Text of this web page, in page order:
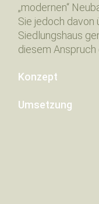
„modernen“
Sie jedoch davon
Siedlungshaus
diesem
Konzept
Umsetzung